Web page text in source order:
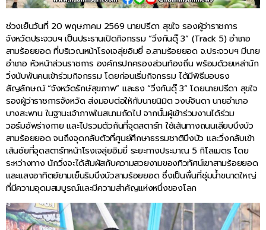
ช่วงเย็นวันที่ 20 พฤษภาคม 2569 นายปรีดา สุขใจ รองผู้ว่าราชการ
จังหวัดประจวบฯ เป็นประธานเปิดกิจกรรม “วิ่งกันดุ๊ 3” (Track 5) อำเภอ
สามร้อยยอด ที่บริเวณหน้าโรงเจลุ่ยอิมยี่ อ.สามร้อยยอด จ.ประจวบฯ มีนาย
อำเภอ หัวหน้าส่วนราชการ องค์กรปกครองส่วนท้องถิ่น พร้อมด้วยเหล่านัก
วิ่งนับพันคนเข้าร่วมกิจกรรม โดยก่อนเริ่มกิจกรรม ได้มีพิธีมอบธง
สัญลักษณ์ “จังหวัดรักษ์สุขภาพ” และธง “วิ่งกันดุ๊ 3” โดยนายปรีดา สุขใจ
รองผู้ว่าราชการจังหวัด ส่งมอบต่อให้กับนายนิมิต วงษ์จินดา นายอำเภอ
บางสะพาน ในฐานะเจ้าภาพในสนามถัดไป จากนั้นผู้เข้าร่วมงานได้ร่วม
วอร์มอัพร่างกาย และไปรวมตัวกันที่จุดสตาร์ท ใช้เส้นทางถนนเลียบบึงบัว
สามร้อยยอด จนถึงจุดกลับตัวที่ศูนย์ศึกษาธรรมชาติบึงบัว และวิ่งกลับเข้า
เส้นชัยที่จุดสตาร์ทหน้าโรงเจลุ่ยอิมยี่ ระยะทางประมาณ 5 กิโลเมตร โดย
ระหว่างทาง นักวิ่งจะได้สัมผัสกับความสวยงามของทิวทัศน์เขาสามร้อยยอด
และแสงอาทิตย์ยามเย็นริมบึงบัวสามร้อยยอด ซึ่งเป็นพื้นที่ชุ่มน้ำขนาดใหญ่
ที่มีความอุดมสมบูรณ์และมีความสำคัญแห่งหนึ่งของโลก